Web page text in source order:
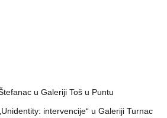
u Galeriji Toš u Puntu
intervencije“ u Galeriji Turnac